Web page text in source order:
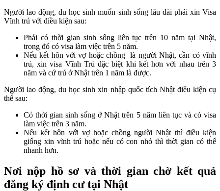
Người lao động, du học sinh muốn sinh sống lâu dài phải xin Visa
Vĩnh trú với điều kiện sau:
Phải có thời gian sinh sống liên tục trên 10 năm tại Nhật,
trong đó có visa làm việc trên 5 năm.
Nếu kết hôn với vợ hoặc chồng là người Nhật, cần có vĩnh
trú, xin visa Vĩnh Trú đặc biệt khi kết hơn với nhau trên 3
năm và cứ trú ở Nhật trên 1 năm là được.
Người lao động, du học sinh xin nhập quốc tích Nhật điều kiện cụ
thể sau:
Có thời gian sinh sống ở Nhật trên 5 năm liên tục và có visa
làm việc trên 3 năm.
Nếu kết hôn với vợ hoặc chồng người Nhật thì điều kiện
giống xin vĩnh trú hoặc nếu có con nhỏ thì thời gian có thể
nhanh hơn.
Nơi nộp hồ sơ và thời gian chờ kết quả
đăng ký định cư tại Nhật